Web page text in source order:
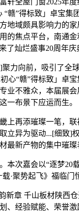
赣”得标致」卓宝集
地域颇具影响力的
的焦点平台，南通
灿烂盛事20周年庆
向前，吸引了全球
心“赣”得标致」
业不雅众，本届展
一布景下应运而生。
再添璀璨一笔，联
立异为驱动...[细致
最新产物的集中璀
次嘉会以“逐梦20
·聚势起飞》福临
千山板材陕西仓
、经验赋能、荣誉激